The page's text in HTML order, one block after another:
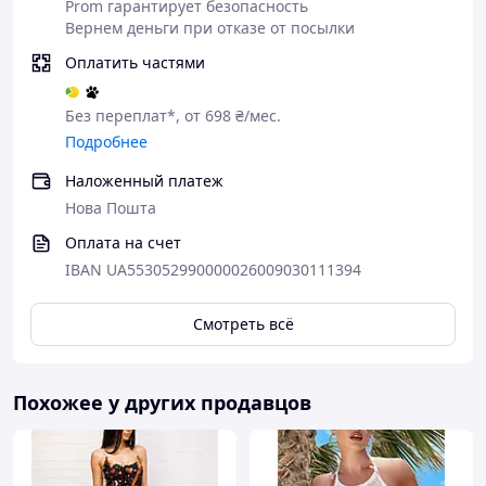
Prom гарантирует безопасность
Вернем деньги при отказе от посылки
Оплатить частями
Без переплат*, от 698 ₴/мес.
Подробнее
Наложенный платеж
Нова Пошта
Оплата на счет
IBAN UA553052990000026009030111394
Смотреть всё
Похожее у других продавцов